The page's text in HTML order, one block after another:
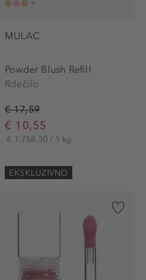
MULAC
Powder Blush Refill
Rdečilo
€ 17,59
€ 10,55
€ 1.758,30 / 1 kg
EKSKLUZIVNO